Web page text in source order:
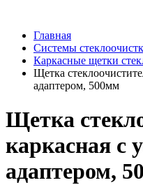
Главная
Системы
Каркасные щетки
Щетка
адаптером, 500мм
Щетка
каркасная с
адаптером,